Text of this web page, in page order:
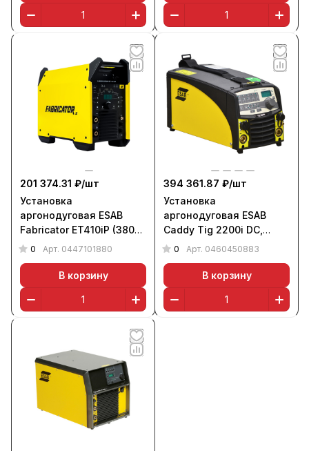
201 374.31 ₽/шт
Установка
аргонодуговая ESAB
Fabricator ET410iP (380
В), НАКС
0 Арт. 0447101880
В корзину
394 361.87 ₽/шт
Установка
аргонодуговая ESAB
Caddy Tig 2200i DC,
TA34
0 Арт. 0460450883
В корзину